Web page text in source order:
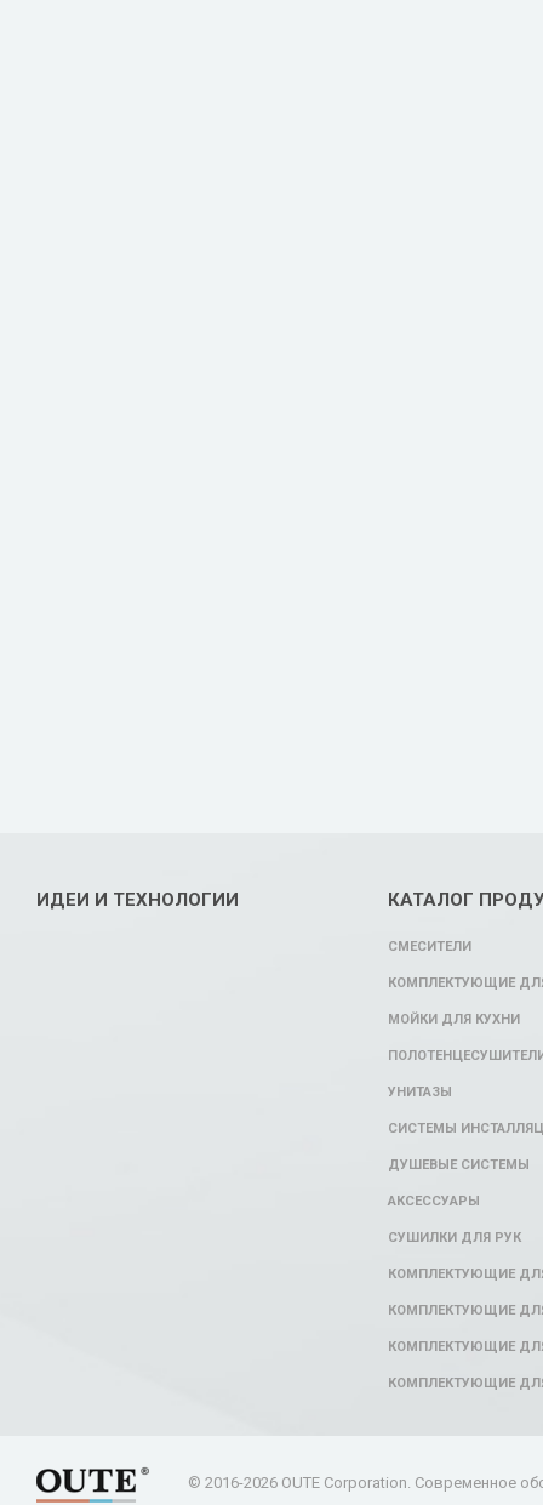
ИДЕИ И ТЕХНОЛОГИИ КАТАЛОГ
СМЕСИТЕЛИ
КОМПЛЕКТУЮЩИЕ
МОЙКИ ДЛЯ КУХНИ
УНИТАЗЫ
СИСТЕМЫ
ДУШЕВЫЕ СИСТЕМЫ
АКСЕССУАРЫ
СУШИЛКИ ДЛЯ РУК
КОМПЛЕКТУЮЩИЕ
КОМПЛЕКТУЮЩИЕ
КОМПЛЕКТУЮЩИЕ
КОМПЛЕКТУЮЩИЕ
© 2016-2026 OUTE Corporation. Современное